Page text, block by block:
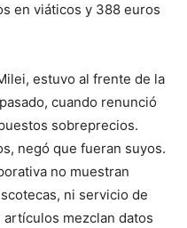
en viáticos y 388 euros
estuvo al frente de la
cuando renunció
sobreprecios.
negó que fueran suyos.
no muestran
ni servicio de
artículos mezclan datos